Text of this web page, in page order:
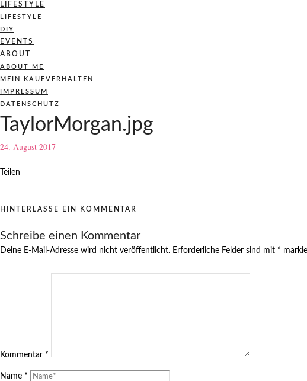
LIFESTYLE
LIFESTYLE
DIY
EVENTS
ABOUT
ABOUT ME
MEIN KAUFVERHALTEN
IMPRESSUM
DATENSCHUTZ
TaylorMorgan.jpg
24. August 2017
Teilen
HINTERLASSE EIN KOMMENTAR
Schreibe einen Kommentar
Deine E-Mail-Adresse wird nicht veröffentlicht. Erforderliche Felder sind mit *
Kommentar *
Name *